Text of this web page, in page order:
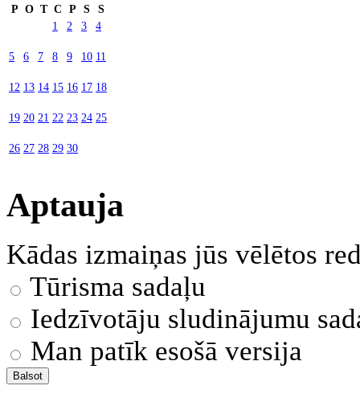
P O T C P S
S
1
2 3 4
5 6 7 8 9 10 11
12 13 14 15 16 17 18
19 20 21 22 23 24 25
26 27 28 29 30
Aptauja
Kādas izmaiņas jūs vēlētos
Tūrisma sadaļu
Iedzīvotāju sludinājumu
Man patīk esošā versija